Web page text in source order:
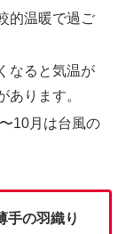
的温暖で過ご
なると気温が
あります。
10月は台風の
手の羽織り